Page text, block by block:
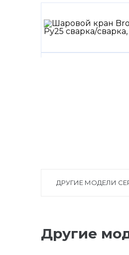
ДРУГИЕ МОДЕЛИ
Другие